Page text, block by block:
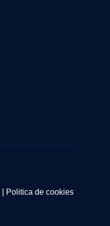
Politica de cookies